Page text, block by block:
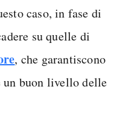
caso, in fase di
su quelle di
, che garantiscono
un buon livello delle